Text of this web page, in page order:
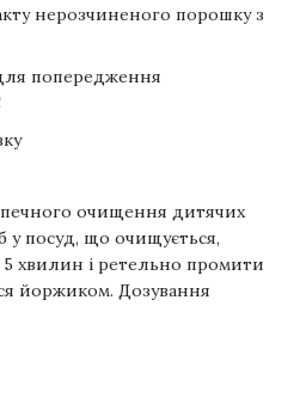
нерозчиненого порошку з
попередження
очищення дитячих
у посуд, що очищується,
хвилин і ретельно промити
йоржиком. Дозування